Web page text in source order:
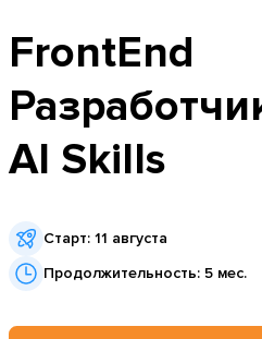
FrontEnd
AI Skills
Старт: 11 августа
Продолжительность: 5 мес.